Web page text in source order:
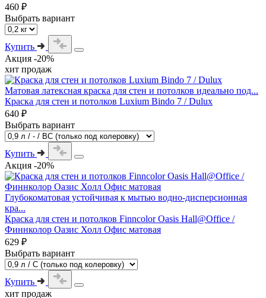
460 ₽
Выбрать вариант
Купить
Акция -20%
хит продаж
Матовая латексная краска для стен и потолков идеально под...
Краска для стен и потолков Luxium Bindo 7 / Dulux
640 ₽
Выбрать вариант
Купить
Акция -20%
Глубокоматовая устойчивая к мытью водно-дисперсионная
кра...
Краска для стен и потолков Finncolor Oasis Hall@Office /
Финнколор Оазис Холл Офис матовая
629 ₽
Выбрать вариант
Купить
хит продаж